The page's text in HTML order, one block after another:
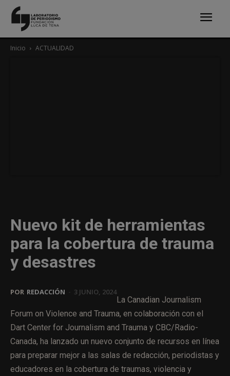
Inicio ACTUALIDAD
Nuevo kit de herramientas
para la cobertura de trauma
y desastres
POR REDACCIÓN 3 JUNIO, 2024
La Canadian Journalism
Forum on Violence and Trauma, en colaboración con el
Dart Center for Journalism and Trauma y CBC/Radio-
Canada, ha lanzado un nuevo conjunto de recursos en línea
para preparar mejor a las salas de redacción, periodistas y
educadores en la cobertura de traumas, violencia y